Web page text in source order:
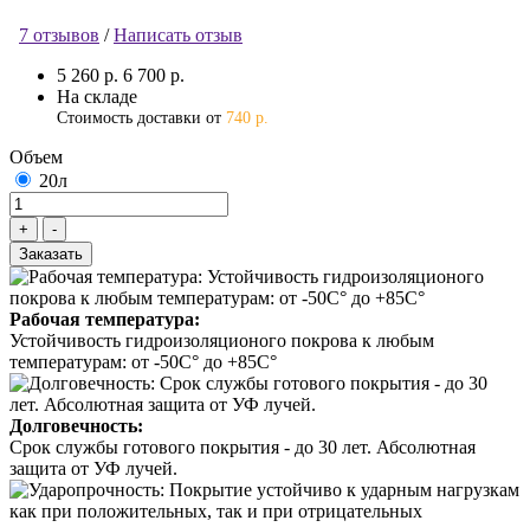
7 отзывов /Написать отзыв
5 260 р. 6 700 р.
На складе
Стоимость доставки от 740 р.
Объем
20л
Заказать
Рабочая температура:
Устойчивость гидроизоляционого покрова к любым
температурам: от -50С° до +85С°
Долговечность:
Срок службы готового покрытия - до 30 лет. Абсолютная
защита от УФ лучей.